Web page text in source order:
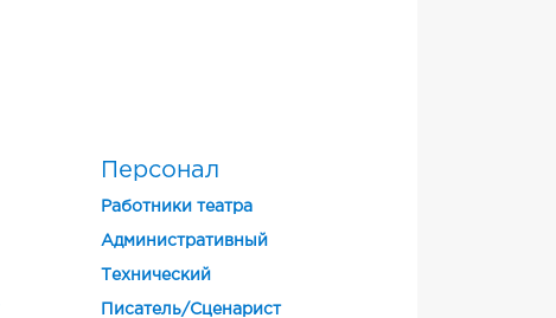
Персонал
Работники театра
Административный
Технический
Писатель/Сценарист